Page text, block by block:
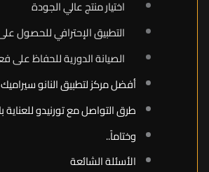
اختيار منتج عالي الجودة
التطبيق الإحترافي للحصول على
الصيانة الدورية للحفاظ على
أفضل مركز لتطبيق النانو
طرق التواصل مع تورنيدو للعناية
وختاماً..
الأسئلة الشائعة